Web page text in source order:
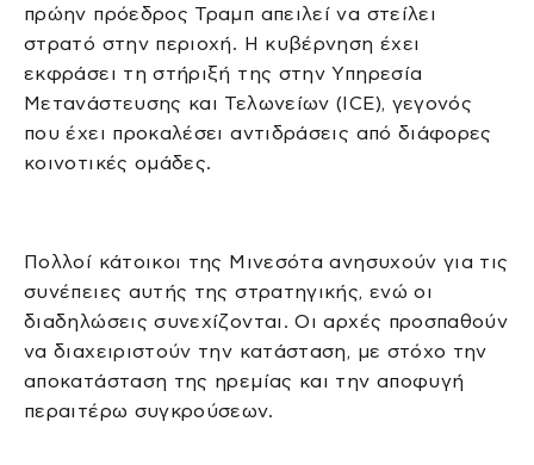
πρώην πρόεδρος Τραμπ απειλεί να στείλει
στρατό στην περιοχή. Η κυβέρνηση έχει
εκφράσει τη στήριξή της στην Υπηρεσία
Μετανάστευσης και Τελωνείων (ICE), γεγονός
που έχει προκαλέσει αντιδράσεις από διάφορες
κοινοτικές ομάδες.
Πολλοί κάτοικοι της Μινεσότα ανησυχούν για τις
συνέπειες αυτής της στρατηγικής, ενώ οι
διαδηλώσεις συνεχίζονται. Οι αρχές προσπαθούν
να διαχειριστούν την κατάσταση, με στόχο την
αποκατάσταση της ηρεμίας και την αποφυγή
περαιτέρω συγκρούσεων.